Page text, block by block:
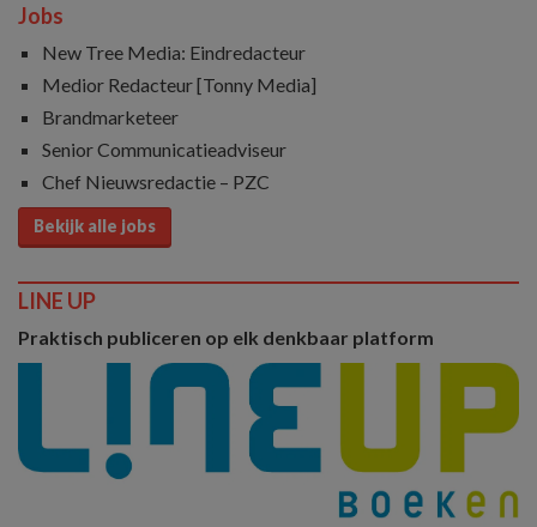
Jobs
New Tree Media: Eindredacteur
Medior Redacteur [Tonny Media]
Brandmarketeer
Senior Communicatieadviseur
Chef Nieuwsredactie – PZC
Bekijk alle jobs
LINE UP
Praktisch publiceren op elk denkbaar platform